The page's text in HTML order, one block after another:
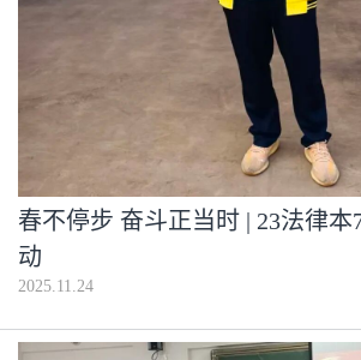
春不停步 奋斗正当时 | 23法律
动
2025.11.24